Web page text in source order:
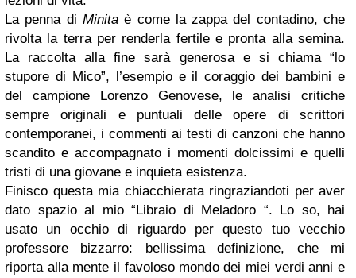
La penna di Minitaè come la zappa del contadino, che
rivolta la terra per renderla fertile e pronta alla semina.
La raccolta alla fine sarà generosa e si chiama “lo
stupore di Mico”, l’esempio e il coraggio dei bambini e
del campione Lorenzo Genovese, le analisi critiche
sempre originali e puntuali delle opere di scrittori
contemporanei, i commenti ai testi di canzoni che hanno
scandito e accompagnato i momenti dolcissimi e quelli
tristi di una giovane e inquieta esistenza.
Finisco questa mia chiacchierata ringraziandoti per aver
dato spazio al mio “Libraio di Meladoro “. Lo so, hai
usato un occhio di riguardo per questo tuo vecchio
professore bizzarro: bellissima definizione, che mi
riporta alla mente il favoloso mondo dei miei verdi anni e